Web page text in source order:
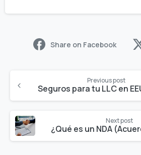
Share on Facebook
Previous post
Next post